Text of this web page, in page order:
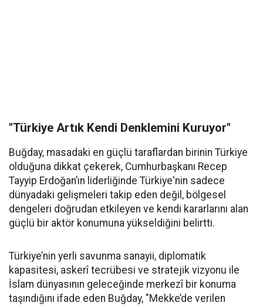
"Türkiye Artık Kendi Denklemini Kuruyor"
Buğday, masadaki en güçlü taraflardan birinin Türkiye
olduğuna dikkat çekerek, Cumhurbaşkanı Recep
Tayyip Erdoğan’ın liderliğinde Türkiye'nin sadece
dünyadaki gelişmeleri takip eden değil, bölgesel
dengeleri doğrudan etkileyen ve kendi kararlarını alan
güçlü bir aktör konumuna yükseldiğini belirtti.
Türkiye’nin yerli savunma sanayii, diplomatik
kapasitesi, askerî tecrübesi ve stratejik vizyonu ile
İslam dünyasının geleceğinde merkezî bir konuma
taşındığını ifade eden Buğday, "Mekke’de verilen